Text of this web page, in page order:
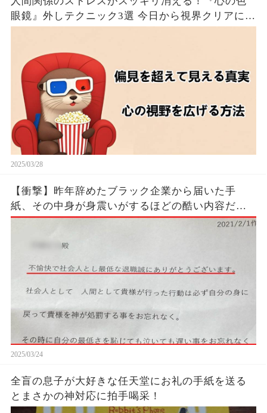
眼鏡』外しテクニック3選 今日から視界クリアにな
2025/03/28
【衝撃】昨年辞めたブラック企業から届いた手
紙、その中身が身震いがするほどの酷い内容だっ
た…...
2025/03/24
全盲の息子が大好きな任天堂にお礼の手紙を送る
とまさかの神対応に拍手喝采！